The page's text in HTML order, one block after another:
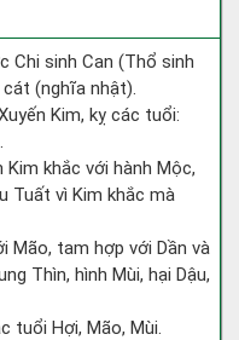
Chi sinh Can (Thổ sinh
cát (nghĩa nhật).
Kim, kỵ các tuổi:
khắc với hành Mộc,
Tuất vì Kim khắc mà
Mão, tam hợp với Dần và
Thìn, hình Mùi, hại Dậu,
tuổi Hợi, Mão, Mùi.